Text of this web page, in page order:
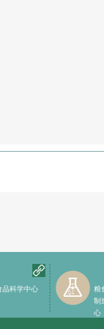
品科学中心
粮
制
心